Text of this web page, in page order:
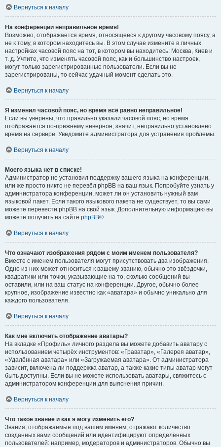
Вернуться к началу
На конференции неправильное время!
Возможно, отображается время, относящееся к другому часовому поясу, а
не к тому, в котором находитесь вы. В этом случае измените в личных
настройках часовой пояс на тот, в котором вы находитесь: Москва, Киев и
т. д. Учтите, что изменять часовой пояс, как и большинство настроек,
могут только зарегистрированные пользователи. Если вы не
зарегистрированы, то сейчас удачный момент сделать это.
Вернуться к началу
Я изменил часовой пояс, но время всё равно неправильное!
Если вы уверены, что правильно указали часовой пояс, но время
отображается по-прежнему неверное, значит, неправильно установлено
время на сервере. Уведомите администратора для устранения проблемы.
Вернуться к началу
Моего языка нет в списке!
Администратор не установил поддержку вашего языка на конференции,
или же просто никто не перевёл phpBB на ваш язык. Попробуйте узнать у
администратора конференции, может ли он установить нужный вам
языковой пакет. Если такого языкового пакета не существует, то вы сами
можете перевести phpBB на свой язык. Дополнительную информацию вы
можете получить на сайте phpBB®.
Вернуться к началу
Что означают изображения рядом с моим именем пользователя?
Вместе с именем пользователя могут присутствовать два изображения.
Одно из них может относиться к вашему званию, обычно это звёздочки,
квадратики или точки, указывающие на то, сколько сообщений вы
оставили, или на ваш статус на конференции. Другое, обычно более
крупное, изображение известно как «аватара» и обычно уникально для
каждого пользователя.
Вернуться к началу
Как мне включить отображение аватары?
На вкладке «Профиль» личного раздела вы можете добавить аватару с
использованием четырёх инструментов: «Граватар», «Галерея аватар»,
«Удалённая аватара» или «Загружаемая аватара». От администратора
зависит, включена ли поддержка аватар, а также какие типы аватар могут
быть доступны. Если вы не можете использовать аватары, свяжитесь с
администратором конференции для выяснения причин.
Вернуться к началу
Что такое звание и как я могу изменить его?
Звания, отображаемые под вашим именем, отражают количество
созданных вами сообщений или идентифицируют определённых
пользователей: например, модераторов и администраторов. Обычно вы